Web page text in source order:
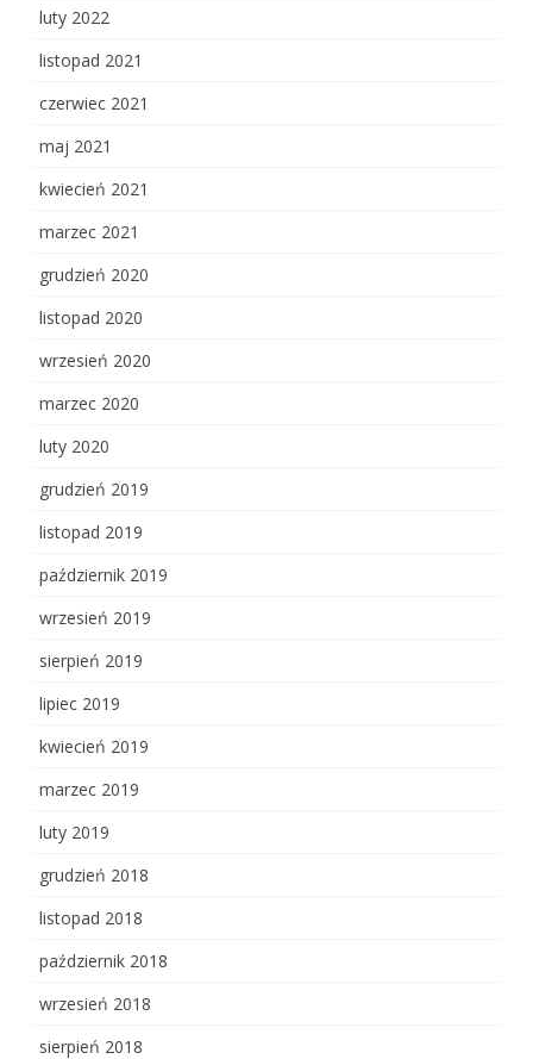
luty 2022
listopad 2021
czerwiec 2021
maj 2021
kwiecień 2021
marzec 2021
grudzień 2020
listopad 2020
wrzesień 2020
marzec 2020
luty 2020
grudzień 2019
listopad 2019
październik 2019
wrzesień 2019
sierpień 2019
lipiec 2019
kwiecień 2019
marzec 2019
luty 2019
grudzień 2018
listopad 2018
październik 2018
wrzesień 2018
sierpień 2018